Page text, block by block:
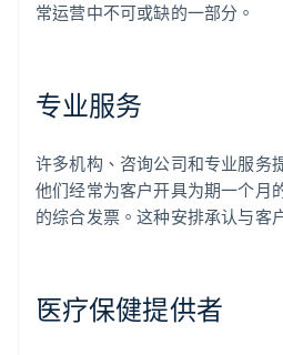
常运营中不可或缺的一部分。
专业服务
许多机构、咨询公司和专业服务
他们经常为客户开具为期一个月
的综合发票。这种安排承认与客
医疗保健提供者